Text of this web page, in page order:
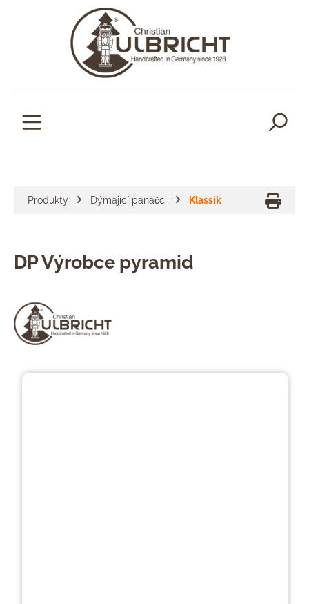
Produkty Dýmající panáčci Klassik
DP Výrobce pyramid